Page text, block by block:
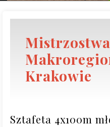
Mistrzostwa
Krakowie
Sztafeta 4x100m